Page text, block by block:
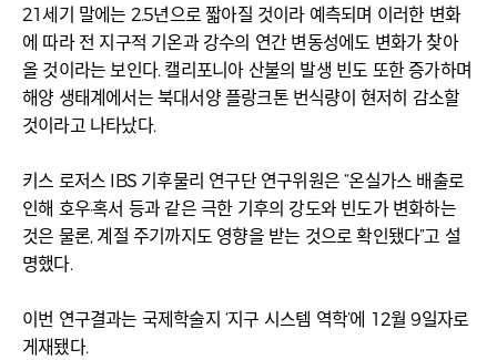
21세기 말에는 2.5년으로 짧아질 것이라 예측되며 이러한 변화
에 따라 전 지구적 기온과 강수의 연간 변동성에도 변화가 찾아
올 것이라는 보인다. 캘리포니아 산불의 발생 빈도 또한 증가하며
해양 생태계에서는 북대서양 플랑크톤 번식량이 현저히 감소할
것이라고 나타났다.
키스 로저스 IBS 기후물리 연구단 연구위원은 “온실가스 배출로
인해 호우·혹서 등과 같은 극한 기후의 강도와 빈도가 변화하는
것은 물론, 계절 주기까지도 영향을 받는 것으로 확인됐다”고 설
명했다.
이번 연구결과는 국제학술지 ‘지구 시스템 역학’에 12월 9일자로
게재됐다.